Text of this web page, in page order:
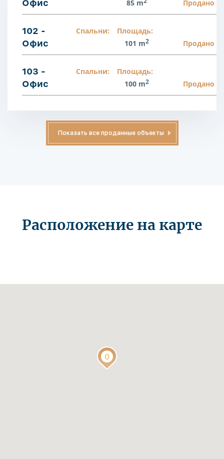
Офис
85 m
Продано
102 -
Офис
Спальни:
Площадь:
101 m2 Продано
103 -
Офис
Спальни:
Площадь:
100 m2 Продано
Показать все проданные объекты
Расположение на карте